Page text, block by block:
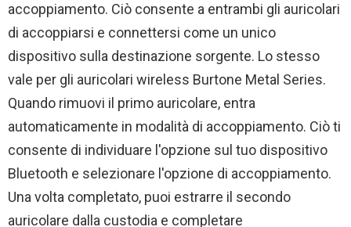
accoppiamento. Ciò consente a entrambi gli auricolari
di accoppiarsi e connettersi come un unico
dispositivo sulla destinazione sorgente. Lo stesso
vale per gli auricolari wireless Burtone Metal Series.
Quando rimuovi il primo auricolare, entra
automaticamente in modalità di accoppiamento. Ciò ti
consente di individuare l'opzione sul tuo dispositivo
Bluetooth e selezionare l'opzione di accoppiamento.
Una volta completato, puoi estrarre il secondo
auricolare dalla custodia e completare